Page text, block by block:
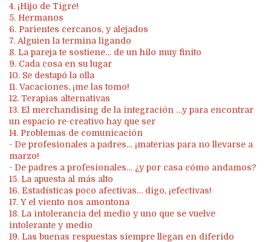
4. ¡Hijo de Tigre!
5. Hermanos
6. Parientes cercanos, y alejados
7. Alguien la termina ligando
8. La pareja te sostiene… de un hilo muy finito
9. Cada cosa en su lugar
10. Se destapó la olla
11. Vacaciones, ¡me las tomo!
12. Terapias alternativas
13. El merchandising de la integración …y para encontrar
un espacio re-creativo hay que ser
14. Problemas de comunicación
- De profesionales a padres… ¡materias para no llevarse a
marzo!
- De padres a profesionales… ¿y por casa cómo andamos?
15. La apuesta al más alto
16. Estadísticas poco afectivas… digo, ¡efectivas!
17. Y el viento nos amontona
18. La intolerancia del medio y uno que se vuelve
intolerante y medio
19. Las buenas respuestas siempre llegan en diferido